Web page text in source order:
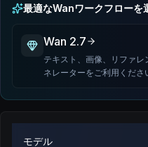
最適なWanワークフローを
Wan 2.7
テキスト、画像、リファ
ネレーターをご利用くださ
モデル